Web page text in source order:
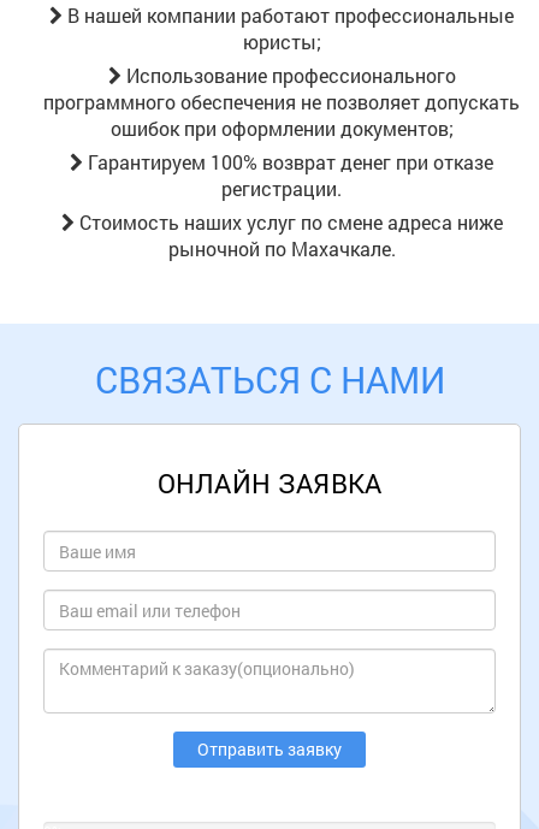
В нашей компании работают профессиональные
юристы;
Использование профессионального
программного обеспечения не позволяет допускать
ошибок при оформлении документов;
Гарантируем 100% возврат денег при отказе
регистрации.
Стоимость наших услуг по смене адреса ниже
рыночной по Махачкале.
СВЯЗАТЬСЯ С НАМИ
ОНЛАЙН ЗАЯВКА